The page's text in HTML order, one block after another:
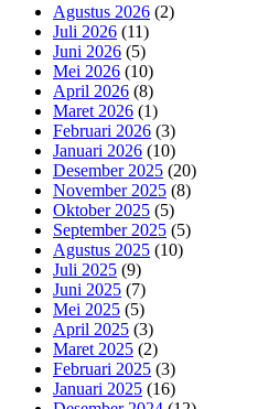
Agustus 2026 (2)
Juli 2026 (11)
Juni 2026 (5)
Mei 2026 (10)
April 2026 (8)
Maret 2026 (1)
Februari 2026 (3)
Januari 2026 (10)
Desember 2025 (20)
November 2025 (8)
Oktober 2025 (5)
September 2025 (5)
Agustus 2025 (10)
Juli 2025 (9)
Juni 2025 (7)
Mei 2025 (5)
April 2025 (3)
Maret 2025 (2)
Februari 2025 (3)
Januari 2025 (16)